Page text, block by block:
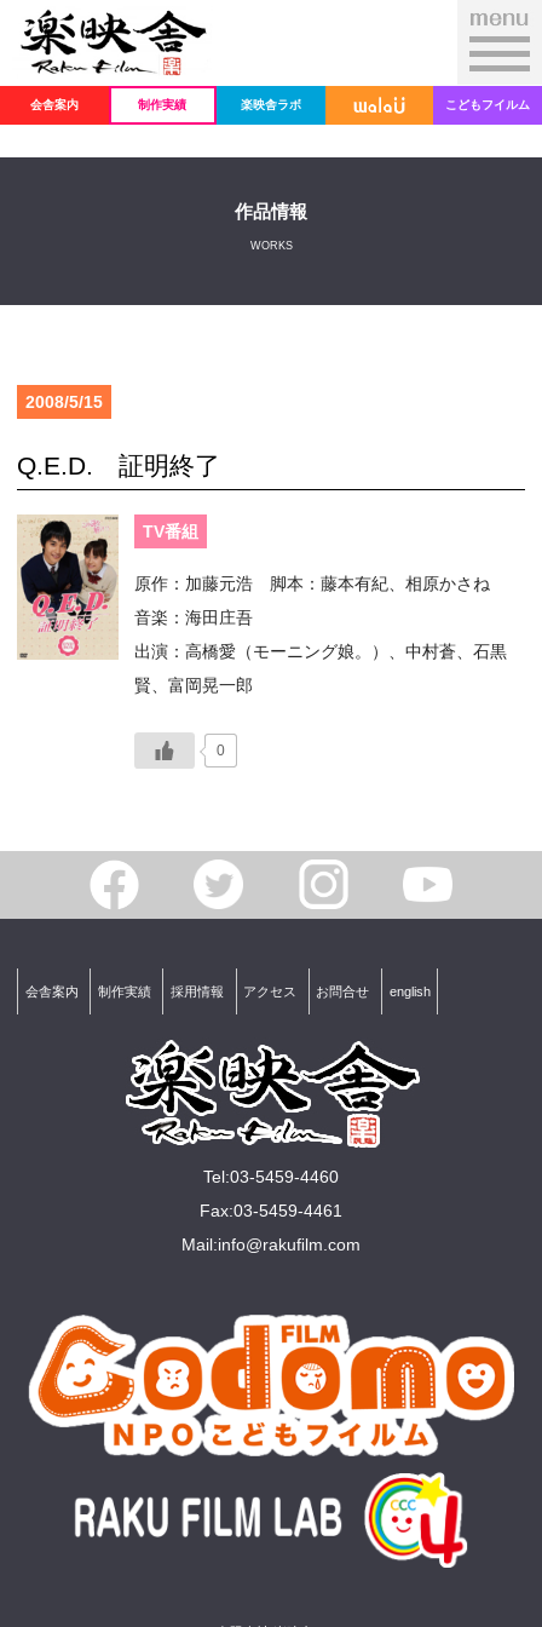
会舎案内 制作実績 楽映舎ラボ こどもフイルム
作品情報
WORKS
2008/5/15
Q.E.D. 証明終了
TV番組
原作：加藤元浩 脚本：藤本有紀、相原かさね
音楽：海田庄吾
出演：高橋愛（モーニング娘。）、中村蒼、石黒
賢、富岡晃一郎
0
会舎案内 制作実績 採用情報 アクセス お問合せ english
Tel:03-5459-4460
Fax:03-5459-4461
Mail:info@rakuﬁlm.com